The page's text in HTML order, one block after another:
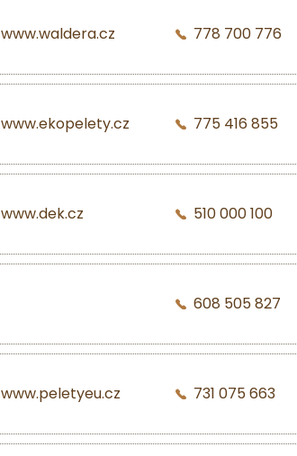
www.waldera.cz 778 700 776
www.ekopelety.cz 775 416 855
www.dek.cz 510 000 100
608 505 827
www.peletyeu.cz 731 075 663